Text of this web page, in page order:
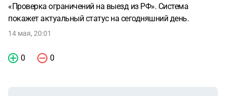
«Проверка ограничений на выезд из РФ». Система
покажет актуальный статус на сегодняшний день.
14 мая, 20:01
0 0